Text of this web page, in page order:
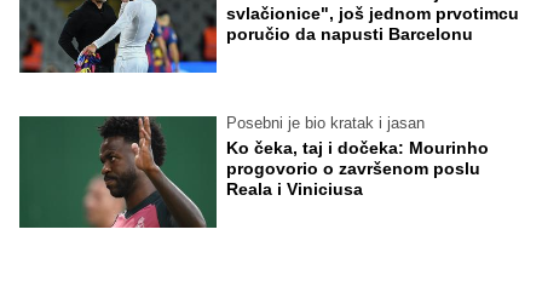
svlačionice", još jednom prvotimcu
poručio da napusti Barcelonu
Posebni je bio kratak i jasan
Ko čeka, taj i dočeka: Mourinho
progovorio o završenom poslu
Reala i Viniciusa